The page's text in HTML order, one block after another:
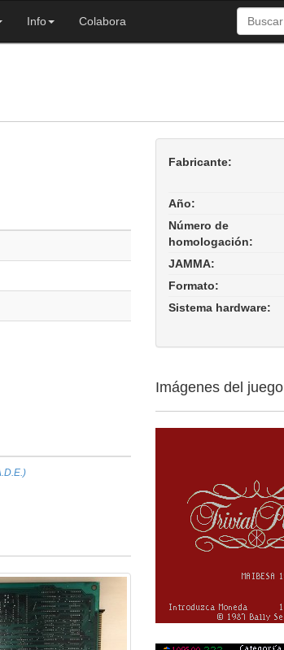
Info Colabora
Fabricante:
Año:
Número de
homologación:
JAMMA:
Formato:
Sistema hardware:
Imágenes del juego